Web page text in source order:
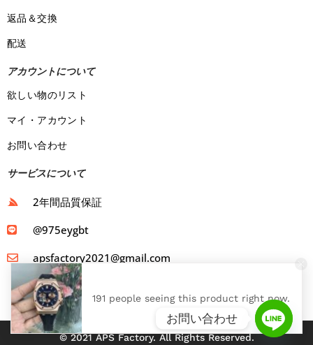
返品＆交換
配送
アカウントについて
欲しい物のリスト
マイ・アカウント
お問い合わせ
サービスについて
2年間品質保証
@975eygbt
apsfactory2021@gmail.com
© 2021 APS Factory. All Rights Reserved.
191 people seeing this product right now.
お問い合わせ